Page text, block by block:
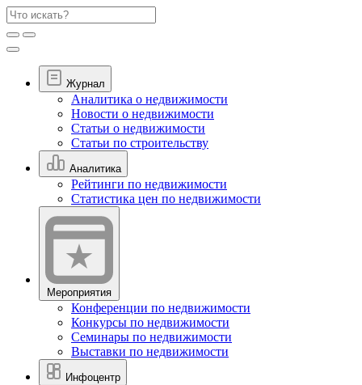
Журнал
Аналитика о недвижимости
Новости о недвижимости
Статьи о недвижимости
Статьи по строительству
Аналитика
Рейтинги по недвижимости
Статистика цен по недвижимости
Мероприятия
Конференции по недвижимости
Конкурсы по недвижимости
Семинары по недвижимости
Выставки по недвижимости
Инфоцентр